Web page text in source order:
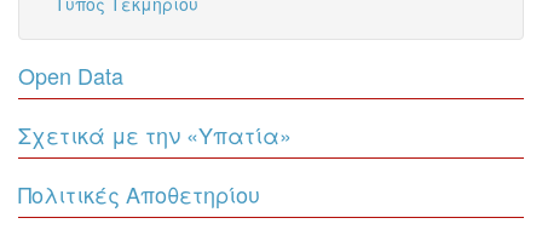
Open Data
Σχετικά με την «Υπατία»
Πολιτικές Αποθετηρίου